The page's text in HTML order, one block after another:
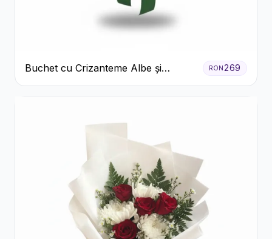
Buchet cu Crizanteme Albe și
Galbene
RON269